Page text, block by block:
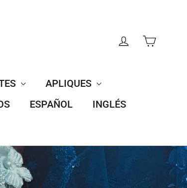
INGRESAR
APLIQUES
ESPAÑOL
INGLÉS